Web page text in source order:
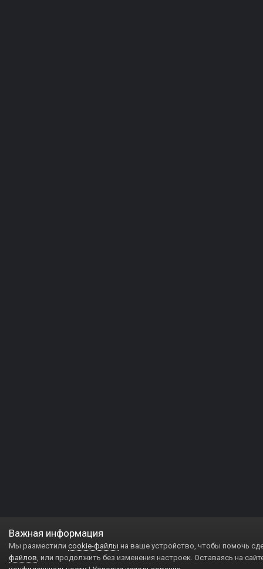
Важная информация
Мы разместили cookie-файлы на ваше устройство, чтобы помочь
файлов, или продолжить без изменения настроек. Оставаясь на